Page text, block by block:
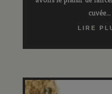
cuvée...
LIRE